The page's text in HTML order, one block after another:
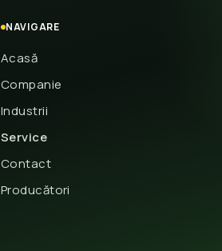
NAVIGARE
Acasă
Companie
Industrii
Service
Contact
Producători